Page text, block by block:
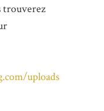
trouverez
uploads/upload/